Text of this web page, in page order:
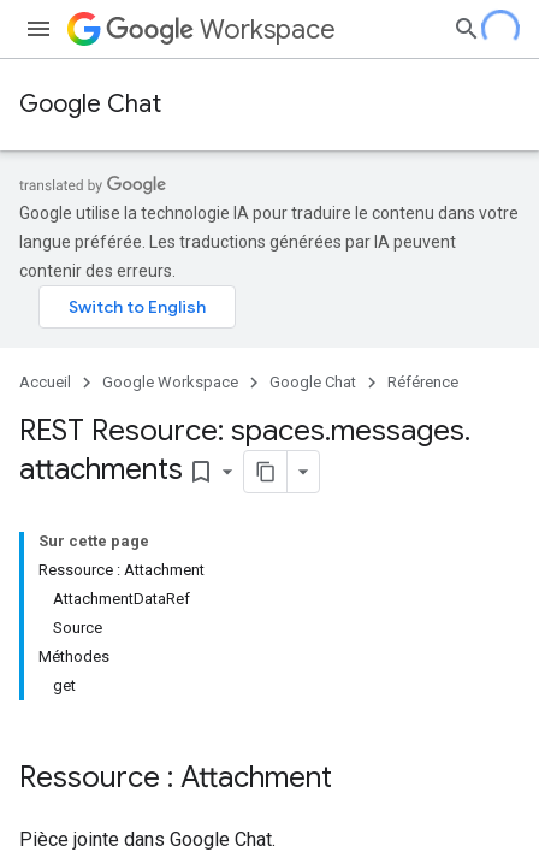
Workspace
Google Chat
Google utilise la technologie IA pour traduire le contenu dans votre
langue préférée. Les traductions générées par IA peuvent
contenir des erreurs.
Accueil Google Workspace Google Chat Référence
REST Resource: spaces.messages.
attachments bookmark_border
Sur cette page
Ressource : Attachment
AttachmentDataRef
Source
Méthodes
get
Ressource : Attachment
Pièce jointe dans Google Chat.